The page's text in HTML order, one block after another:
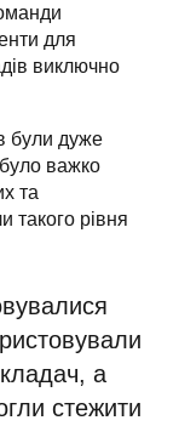
для
виключно
були дуже
важко
та
такого рівня
а
стежити